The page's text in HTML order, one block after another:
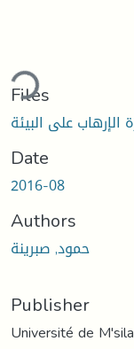
Files
Date
2016-08
Authors
حمود, صبرينة
Publisher
Université de M'sila